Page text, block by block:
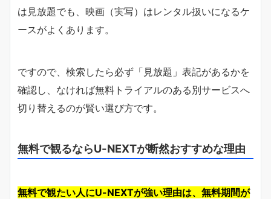
は見放題でも、映画（実写）はレンタル扱いになるケ
ースがよくあります。
ですので、検索したら必ず「見放題」表記があるかを
確認し、なければ無料トライアルのある別サービスへ
切り替えるのが賢い選び方です。
無料で観るならU-NEXTが断然おすすめな理由
無料で観たい人にU-NEXTが強い理由は、無料期間が